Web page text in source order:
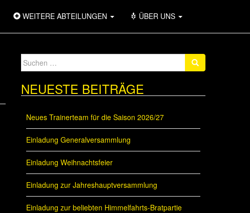
WEITERE ABTEILUNGEN ÜBER UNS
Suche
nach:
NEUESTE BEITRÄGE
Neues Trainerteam für die Saison 2026/27
Einladung Generalversammlung
Einladung Weihnachtsfeier
Einladung zur Jahreshauptversammlung
Einladung zur beliebten Himmelfahrts-Bratpartie